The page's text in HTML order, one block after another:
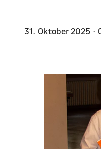
31. Oktober 2025 ·